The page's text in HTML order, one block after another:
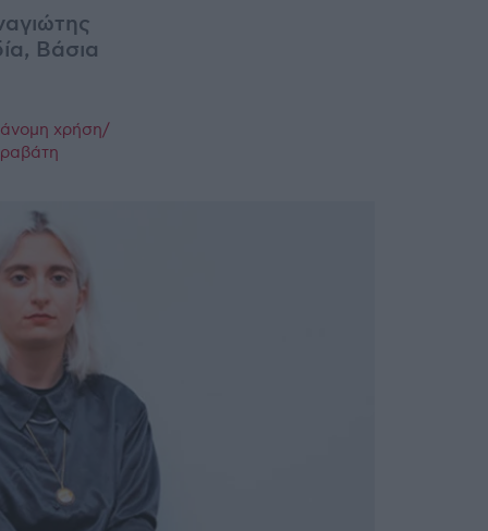
Βάσια
χρήση/